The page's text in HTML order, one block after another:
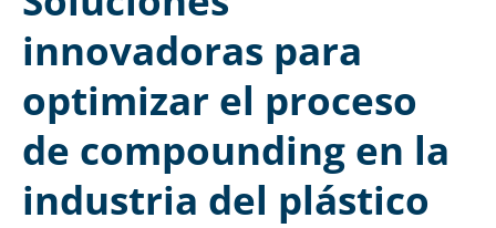
innovadoras para
optimizar el proceso
de compounding en la
industria del plástico